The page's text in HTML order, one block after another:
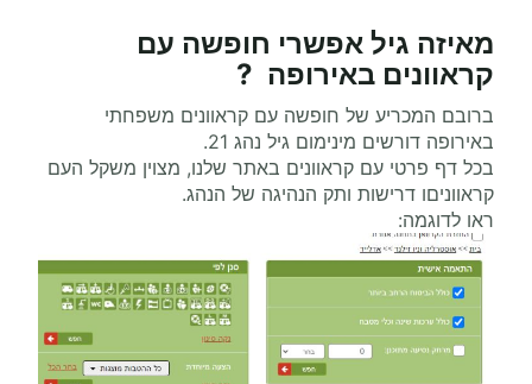
מאיזה גיל אפשרי חופשה עם
קראוונים באירופה ?
ברובם המכריע של חופשה עם קראוונים משפחתי
באירופה דורשים מינימום גיל נהג 21.
בכל דף פרטי עם קראוונים באתר שלנו, מצוין משקל העם
קראווניםו דרישות ותק הנהיגה של הנהג.
ראו לדוגמה: